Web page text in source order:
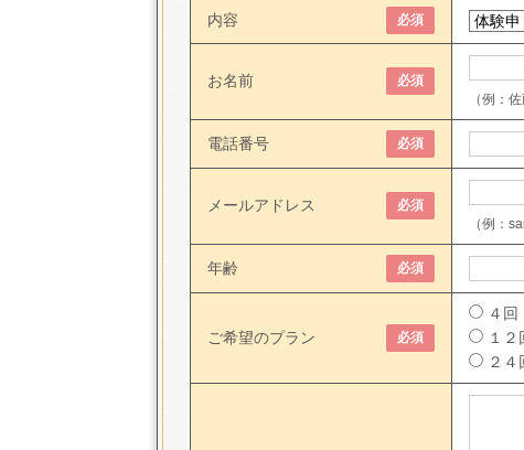
内容 必須
お名前
必須
（例：
電話番号 必須
メールアドレス
必須
（例：
年齢 必須
ご希望のプラン 必須
４回
１２
２４